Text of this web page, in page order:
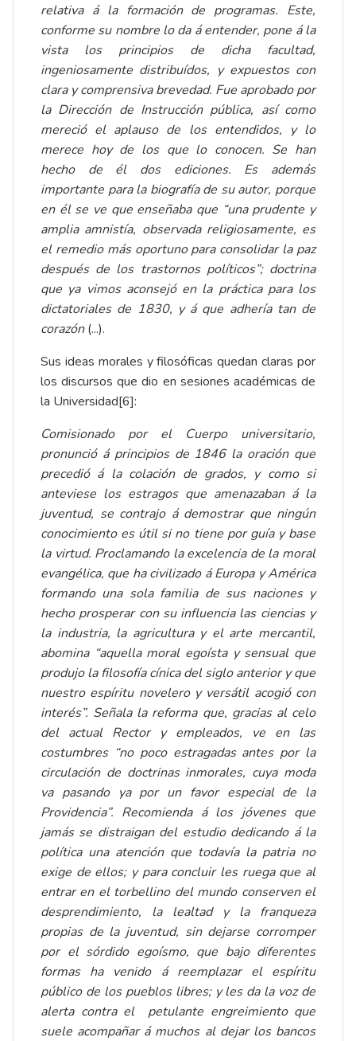
relativa á la formación de programas. Este,
conforme su nombre lo da á entender, pone á la
vista los principios de dicha facultad,
ingeniosamente distribuídos, y expuestos con
clara y comprensiva brevedad. Fue aprobado por
la Dirección de Instrucción pública, así como
mereció el aplauso de los entendidos, y lo
merece hoy de los que lo conocen. Se han
hecho de él dos ediciones. Es además
importante para la biografía de su autor, porque
en él se ve que enseñaba que “una prudente y
amplia amnistía, observada religiosamente, es
el remedio más oportuno para consolidar la paz
después de los trastornos políticos”; doctrina
que ya vimos aconsejó en la práctica para los
dictatoriales de 1830, y á que adhería tan de
corazón(...).
Sus ideas morales y filosóficas quedan claras por
los discursos que dio en sesiones académicas de
la Universidad[6]:
Comisionado por el Cuerpo universitario,
pronunció á principios de 1846 la oración que
precedió á la colación de grados, y como si
anteviese los estragos que amenazaban á la
juventud, se contrajo á demostrar que ningún
conocimiento es útil si no tiene por guía y base
la virtud. Proclamando la excelencia de la moral
evangélica, que ha civilizado á Europa y América
formando una sola familia de sus naciones y
hecho prosperar con su influencia las ciencias y
la industria, la agricultura y el arte mercantil,
abomina “aquella moral egoísta y sensual que
produjo la filosofía cínica del siglo anterior y que
nuestro espíritu novelero y versátil acogió con
interés”. Señala la reforma que, gracias al celo
del actual Rector y empleados, ve en las
costumbres “no poco estragadas antes por la
circulación de doctrinas inmorales, cuya moda
va pasando ya por un favor especial de la
Providencia”. Recomienda á los jóvenes que
jamás se distraigan del estudio dedicando á la
política una atención que todavía la patria no
exige de ellos; y para concluir les ruega que al
entrar en el torbellino del mundo conserven el
desprendimiento, la lealtad y la franqueza
propias de la juventud, sin dejarse corromper
por el sórdido egoísmo, que bajo diferentes
formas ha venido á reemplazar el espíritu
público de los pueblos libres; y les da la voz de
alerta contra el petulante engreimiento que
suele acompañar á muchos al dejar los bancos